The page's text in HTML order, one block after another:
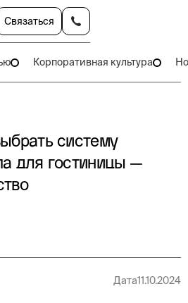
Связаться
Корпоративная культура
систему
для гостиницы —
Дата11.10.2024